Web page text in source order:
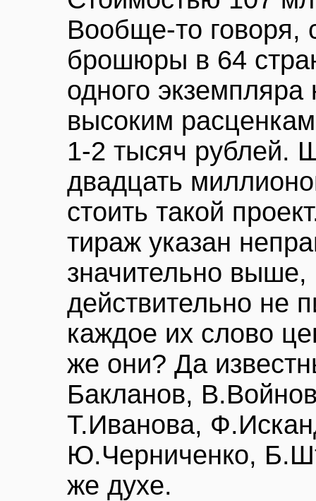
Вообще-то говоря,
брошюры в 64
одного
высоким
1-2 тысяч рублей.
двадцать
стоить такой
тираж указан
значительно
действительно не
каждое их слово
же они? Да
Бакланов,
Т.Иванова,
Ю.Черниченко,
же духе.